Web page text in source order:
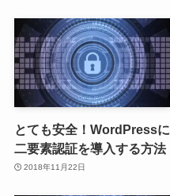
とても安全！WordPressに
二要素認証を導入する方法
2018年11月22日